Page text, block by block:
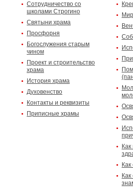
Сотрудничество со
школами Строгино
Святыни храма
Просфорня
Богослужения старым
чином
Проект и строительство
храма
История храма
Духовенство
Контакты и реквизиты
Приписные храмы
Как